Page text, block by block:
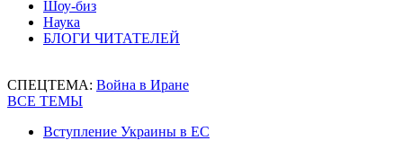
Шоу-биз
Наука
БЛОГИ ЧИТАТЕЛЕЙ
СПЕЦТЕМА: Война в Иране
ВСЕ ТЕМЫ
Вступление Украины в ЕС